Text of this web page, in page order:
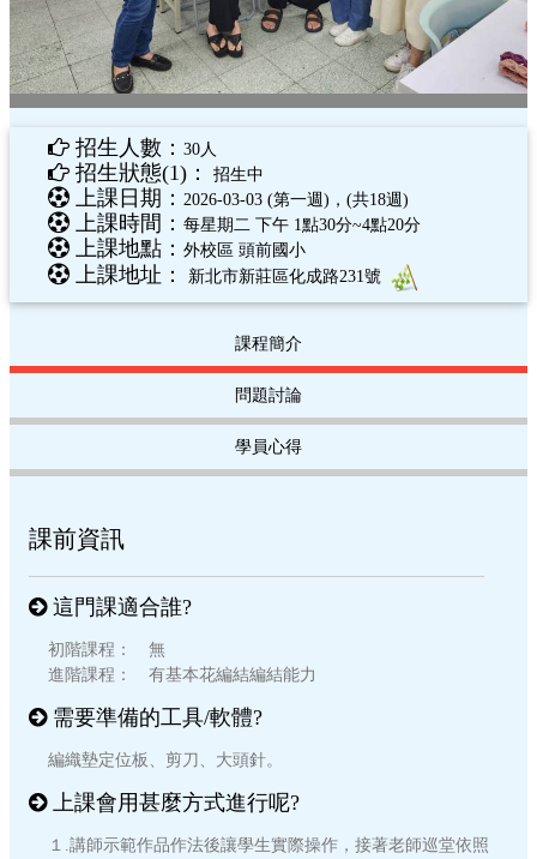
招生人數： 30人
招生狀態(1)： 招生中
上課日期： 2026-03-03 (第一週)，(共18週)
上課時間： 每星期二 下午 1點30分~4點20分
上課地點： 外校區 頭前國小
上課地址： 新北市新莊區化成路231號
課程簡介
問題討論
學員心得
課前資訊
這門課適合誰?
初階課程： 無
進階課程： 有基本花編結編結能力
需要準備的工具/軟體?
編織墊定位板、剪刀、大頭針。
上課會用甚麼方式進行呢?
１.講師示範作品作法後讓學生實際操作，接著老師巡堂依照